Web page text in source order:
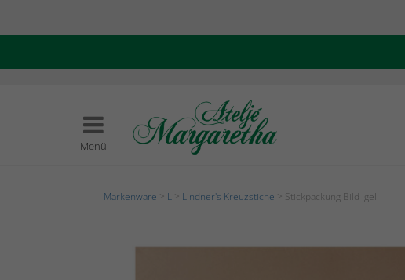
Menü
Markenware L Lindner's Kreuzstiche > Stickpackung Bild Igel